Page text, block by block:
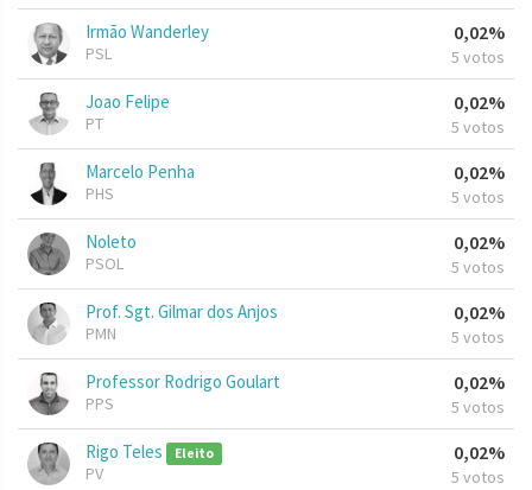
Irmão Wanderley
PSL
0,02%
5 votos
Joao Felipe
PT
0,02%
5 votos
Marcelo Penha
PHS
0,02%
5 votos
Noleto
PSOL
0,02%
5 votos
Prof. Sgt. Gilmar dos Anjos
PMN
0,02%
5 votos
Professor Rodrigo Goulart
PPS
0,02%
5 votos
Rigo Teles Eleito
PV
0,02%
5 votos